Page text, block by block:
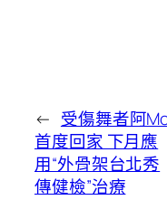
← 受傷舞者阿
首度回家 下月應
用“外骨架台北秀
傳健檢”治療